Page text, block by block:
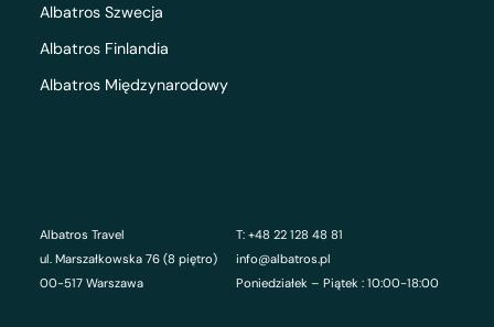
Albatros Travel
ul. Marszałkowska 76 (8 piętro)
00-517 Warszawa
T: +48 22 128 48 81
info@albatros.pl
Poniedziałek – Piątek : 10:00-18:00
Albatros Szwecja
Albatros Finlandia
Albatros Międzynarodowy